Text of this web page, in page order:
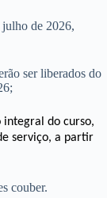
de 2026,
ser liberados do
integral do curso,
serviço, a partir
couber.